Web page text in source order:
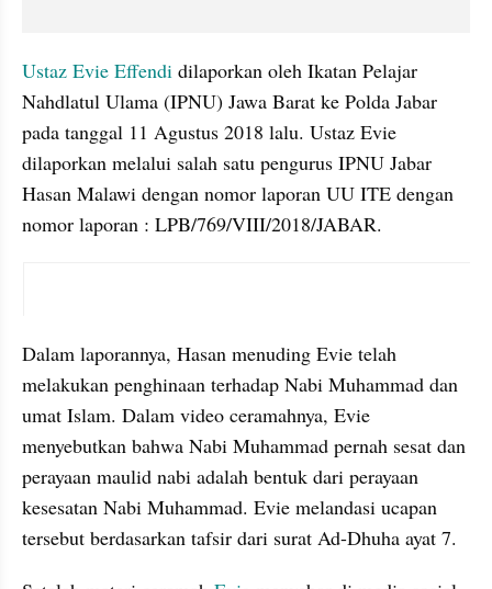
Ustaz Evie Effendi dilaporkan oleh Ikatan Pelajar
Nahdlatul Ulama (IPNU) Jawa Barat ke Polda Jabar
pada tanggal 11 Agustus 2018 lalu. Ustaz Evie
dilaporkan melalui salah satu pengurus IPNU Jabar
Hasan Malawi dengan nomor laporan UU ITE dengan
nomor laporan : LPB/769/VIII/2018/JABAR.
Dalam laporannya, Hasan menuding Evie telah
melakukan penghinaan terhadap Nabi Muhammad dan
umat Islam. Dalam video ceramahnya, Evie
menyebutkan bahwa Nabi Muhammad pernah sesat dan
perayaan maulid nabi adalah bentuk dari perayaan
kesesatan Nabi Muhammad. Evie melandasi ucapan
tersebut berdasarkan tafsir dari surat Ad-Dhuha ayat 7.